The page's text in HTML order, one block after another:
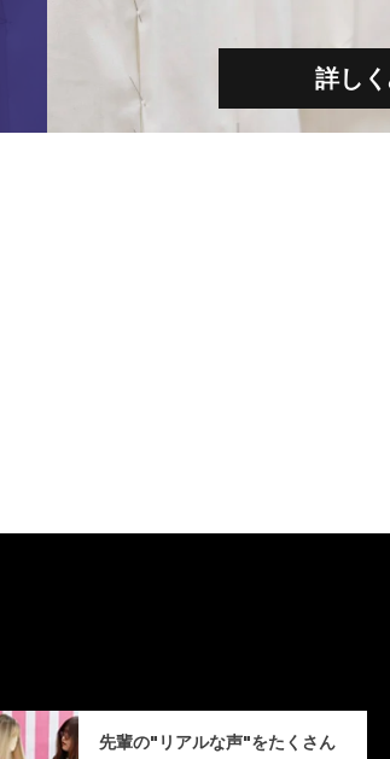
詳し
先輩の"リアルな声"をたくさん